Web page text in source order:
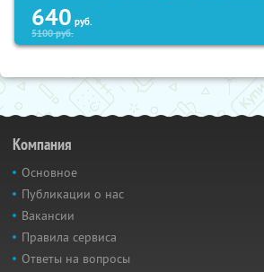
640 руб.
5100руб.
Компания
Основное
Публикации о нас
Вакансии
Правила сервиса
Ответы на вопросы